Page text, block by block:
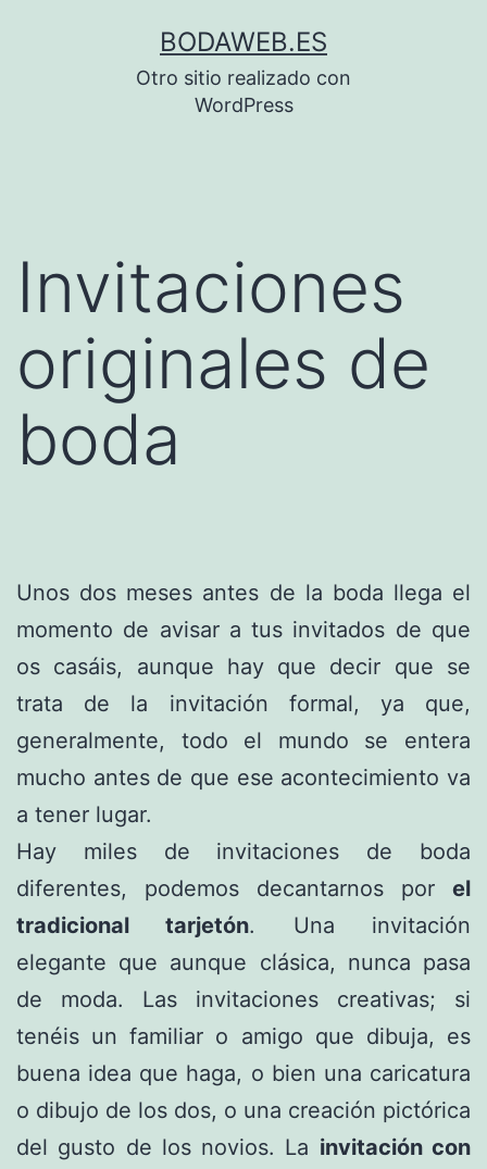
BODAWEB.ES
Otro sitio realizado con
WordPress
Invitaciones
originales de
boda
Unos dos meses antes de la boda llega el
momento de avisar a tus invitados de que
os casáis, aunque hay que decir que se
trata de la invitación formal, ya que,
generalmente, todo el mundo se entera
mucho antes de que ese acontecimiento va
a tener lugar.
Hay miles de invitaciones de boda
diferentes, podemos decantarnos por el
tradicional tarjetón. Una invitación
elegante que aunque clásica, nunca pasa
de moda. Las invitaciones creativas; si
tenéis un familiar o amigo que dibuja, es
buena idea que haga, o bien una caricatura
o dibujo de los dos, o una creación pictórica
del gusto de los novios. La invitación con